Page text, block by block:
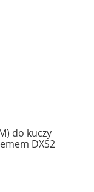
do kuczy
DXS2